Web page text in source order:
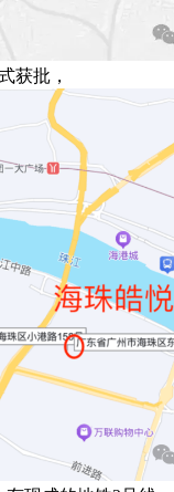
获批，